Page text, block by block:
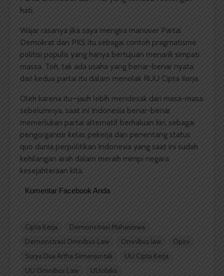
hati.
Wajar rasanya jika saya mengira manuver Partai
Demokrat dan PKS itu sebagai contoh pragmatisme
politisi populis yang hanya bertujuan menarik simpati
massa. Toh, tak ada usaha yang benar-benar nyata
dari kedua partai itu dalam menolak RUU Cipta Kerja.
Oleh karena itu—jauh lebih mendesak dari masa-masa
sebelumnya, saat ini Indonesia benar-benar
memerlukan partai alternatif berhaluan kiri, sebagai
pengorganisir kelas pekerja dan penentang status
quo dunia perpolitikan Indonesia yang saat ini sudah
kehilangan arah dalam meraih mimpi negara
kesejahteraan kita.
Komentar Facebook Anda
Cipta Kerja
Demonstrasi Mahasiswa
Demonstrasi Omnibus Law
Omnibus law
Opini
Surya Dua Artha Simanjuntak
UU Cipta Kerja
UU Omnibus Law
UUcilaka